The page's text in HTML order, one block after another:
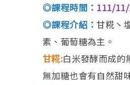
◎課程時間： 111/
◎課程介紹： 甘糀丶
素、葡萄糖為主。
甘糀:白米發酵而成的
無加糖也會有自然甜